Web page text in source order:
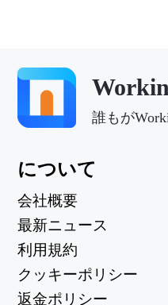
誰もが
について
会社概要
最新ニュース
利用規約
クッキーポリシー
返金ポリシー